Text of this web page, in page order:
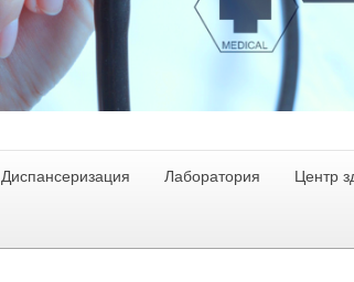
Диспансеризация Лаборатория Центр